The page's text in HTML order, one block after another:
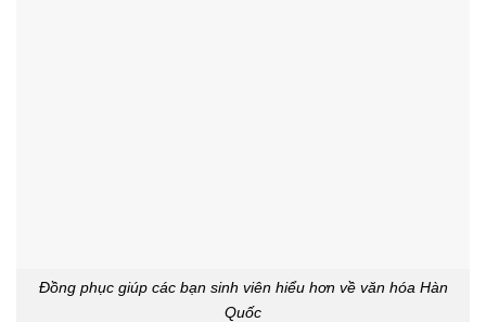
Đồng phục giúp các bạn sinh viên hiểu hơn về văn hóa Hàn
Quốc